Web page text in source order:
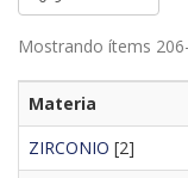
Mostrando ítems
Materia
ZIRCONIO [2]